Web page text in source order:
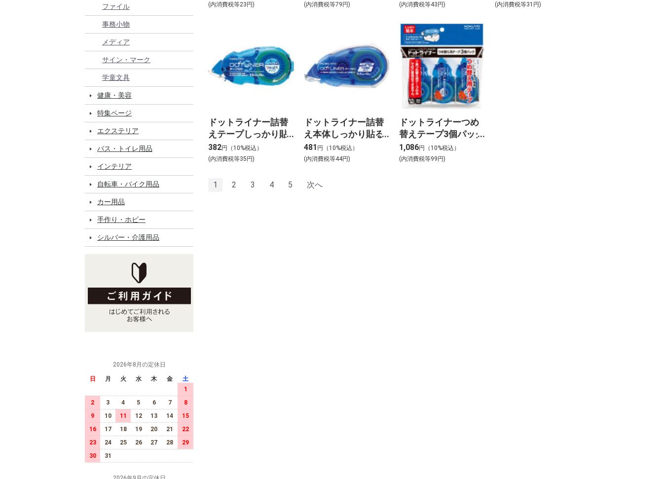
ファイル
事務小物
メディア
サイン・マーク
学童文具
健康・美容
特集ページ
エクステリア
バス・トイレ用品
インテリア
自転車・バイク用品
カー用品
手作り・ホビー
シルバー・介護用品
2026年8月の定休日
日 月 火 水 木 金
土
1
2
3 4 5 6 7
8
9
10 11 12 13 14
15
16
17 18 19 20 21
22
23
24 25 26 27 28
29
30
31
(内消費税等23円)
(内消費税等79円)
(内消費税等43円)
(内消費税等31円)
ドットライナー詰替
えテープしっかり貼
る タ-D400N-08
382円（10%税込）
(内消費税等35円)
ドットライナー詰替
え本体しっかり貼る
タ-DM400N-08
481 円（10%税込）
(内消費税等44円)
ドットライナーつめ
替えテープ3個パック
タ-D400N-08X3
1,086円（10%税込）
(内消費税等99円)
1 2 3 4 5 次へ